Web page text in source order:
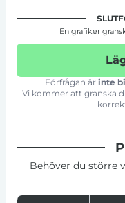
En grafiker
Förfrågan är inte
Vi kommer att granska
Behöver du större